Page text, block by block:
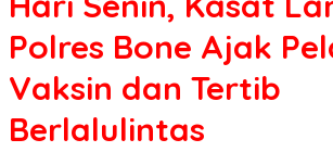
Polres Bone Ajak
Vaksin dan Tertib
Berlalulintas